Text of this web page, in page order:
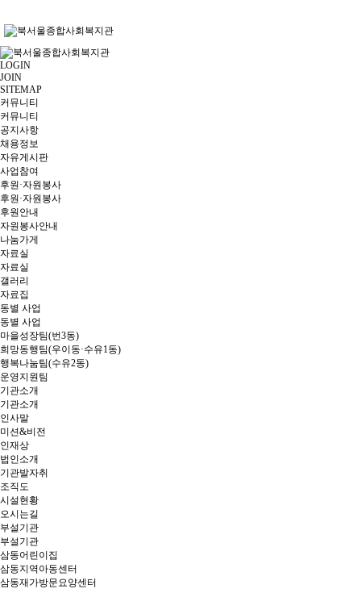
LOGIN
JOIN
SITEMAP
커뮤니티
커뮤니티
공지사항
채용정보
자유게시판
사업참여
후원·자원봉사
후원·자원봉사
후원안내
자원봉사안내
나눔가게
자료실
자료실
갤러리
자료집
동별 사업
동별 사업
마을성장팀(번3동)
희망동행팀(우이동·수유1동)
행복나눔팀(수유2동)
운영지원팀
기관소개
기관소개
인사말
미션&비전
인재상
법인소개
기관발자취
조직도
시설현황
오시는길
부설기관
부설기관
삼동어린이집
삼동지역아동센터
삼동재가방문요양센터